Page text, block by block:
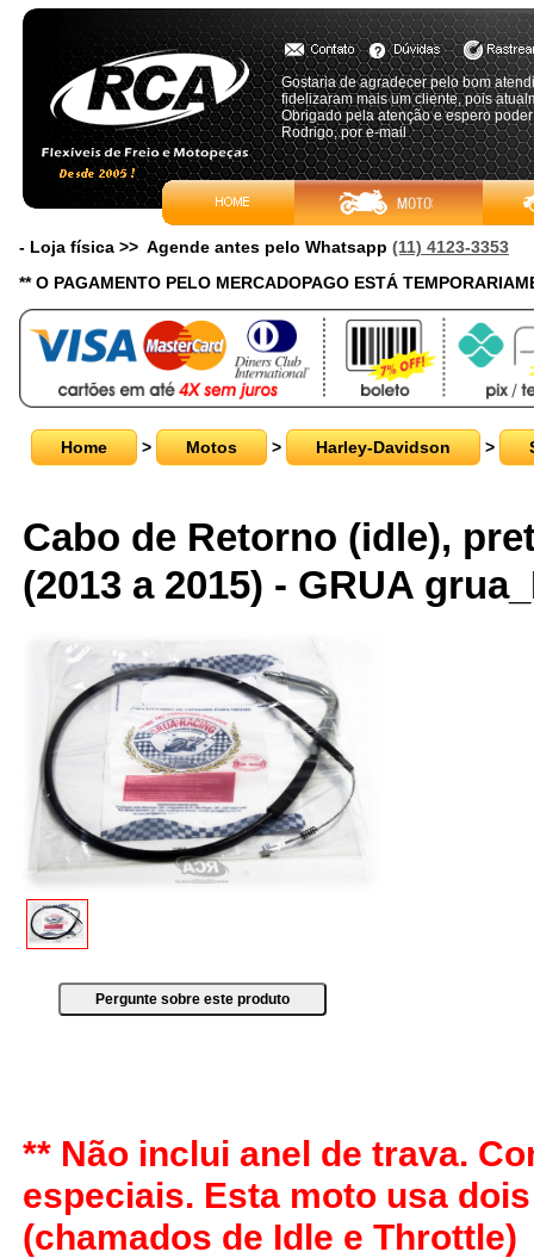
Gostaria de agradecer pelo bom
fidelizaram mais um cliente, pois
Obrigado pela atenção e espero
Rodrigo, por e-mail
- Loja física >> Agende antes pelo Whatsapp (11) 4123-3353
** O PAGAMENTO PELO MERCADOPAGO ESTÁ
Home > Motos > Harley-Davidson >
Cabo de Retorno (idle),
(2013 a 2015) - GRUA
** Não inclui anel de trava.
especiais. Esta moto usa
(chamados de Idle e Throttle)